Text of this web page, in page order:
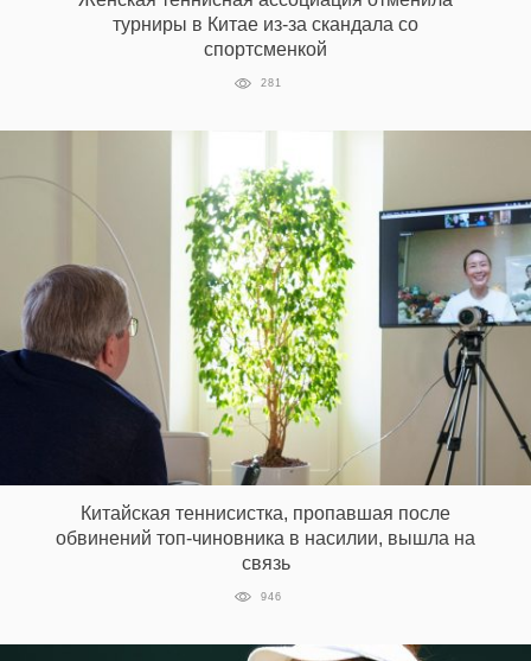
турниры в Китае из-за скандала со
спортсменкой
281
Китайская теннисистка, пропавшая после
обвинений топ-чиновника в насилии, вышла на
связь
946